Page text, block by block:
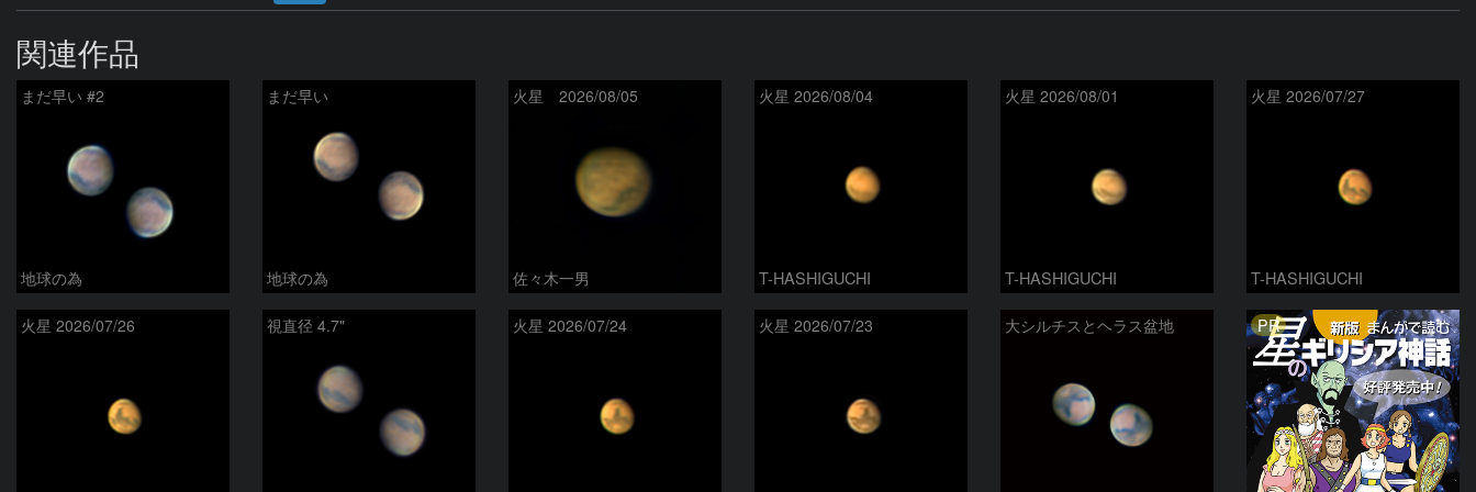
関連作品
まだ早い #2
地球の為
まだ早い
地球の為
火星 2026/08/05
佐々木一男
火星 2026/08/04
T-HASHIGUCHI
火星 2026/08/01
T-HASHIGUCHI
火星 2026/07/27
T-HASHIGUCHI
火星 2026/07/26 視直径 4.7" 火星 2026/07/24 火星 2026/07/23 大シルチスとヘラス盆地 PR